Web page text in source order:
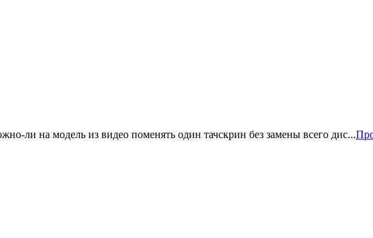
ли на модель из видео поменять один тачскрин без замены всего дис...